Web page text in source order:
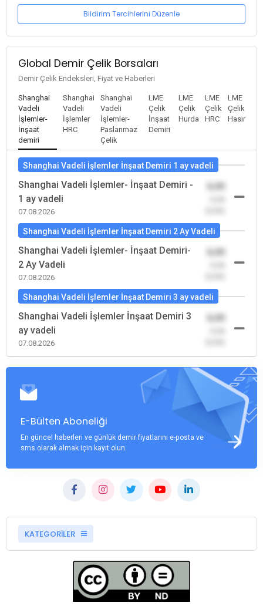
Bildirim Tercihlerini Düzenle
Global Demir Çelik Borsaları
Demir Çelik Endeksleri, Fiyat ve Haberleri
Shanghai
Vadeli
İşlemler-
İnşaat
demiri
Shanghai
Vadeli
İşlemler
HRC
Shanghai
Vadeli
İşlemler-
Paslanmaz
Çelik
LME
Çelik
İnşaat
Demiri
LME
Çelik
Hurda
LME
Çelik
HRC
LME
Çelik
Hasır
Shanghai Vadeli İşlemler İnşaat Demiri 1 ay vadeli
Shanghai Vadeli İşlemler- İnşaat Demiri -
1 ay vadeli
07.08.2026
0,00
Shanghai Vadeli İşlemler İnşaat Demiri 2 Ay Vadeli
Shanghai Vadeli İşlemler- İnşaat Demiri-
2 Ay Vadeli
07.08.2026
0,00
Shanghai Vadeli İşlemler İnşaat Demiri 3 ay vadeli
Shanghai Vadeli İşlemler İnşaat Demiri 3
ay vadeli
07.08.2026
0,00
E-Bülten Aboneliği
En güncel haberleri ve günlük demir fiyatlarını e-posta ve
sms olarak almak için kayıt olun.
KATEGORİLER